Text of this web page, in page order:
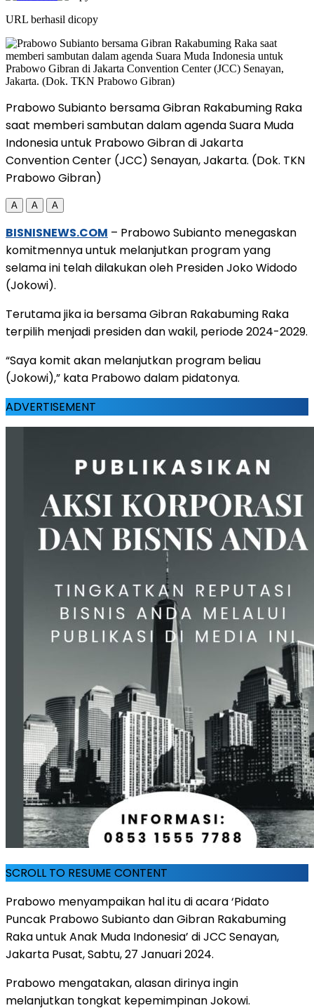
URL berhasil dicopy
Prabowo Subianto bersama Gibran Rakabuming Raka
saat memberi sambutan dalam agenda Suara Muda
Indonesia untuk Prabowo Gibran di Jakarta
Convention Center (JCC) Senayan, Jakarta. (Dok. TKN
Prabowo Gibran)
A A A
BISNISNEWS.COM – Prabowo Subianto menegaskan
komitmennya untuk melanjutkan program yang
selama ini telah dilakukan oleh Presiden Joko Widodo
(Jokowi).
Terutama jika ia bersama Gibran Rakabuming Raka
terpilih menjadi presiden dan wakil, periode 2024-2029.
“Saya komit akan melanjutkan program beliau
(Jokowi),” kata Prabowo dalam pidatonya.
ADVERTISEMENT
SCROLL TO RESUME CONTENT
Prabowo menyampaikan hal itu di acara ‘Pidato
Puncak Prabowo Subianto dan Gibran Rakabuming
Raka untuk Anak Muda Indonesia’ di JCC Senayan,
Jakarta Pusat, Sabtu, 27 Januari 2024.
Prabowo mengatakan, alasan dirinya ingin
melanjutkan tongkat kepemimpinan Jokowi.